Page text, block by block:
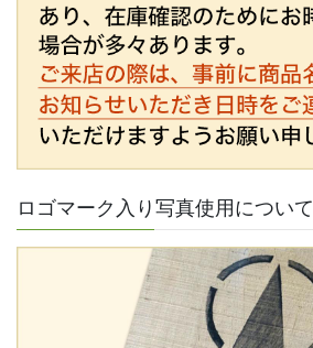
ロゴマーク入り写真使用について